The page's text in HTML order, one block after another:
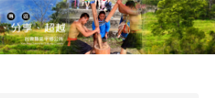
災專區
訊公開
索延平